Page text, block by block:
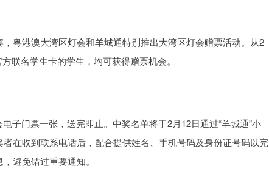
粤港澳大湾区灯会和羊城通特别推出大湾区灯会赠票活动。从2
联名学生卡的学生，均可获得赠票机会。
子门票一张，送完即止。中奖名单将于2月12日通过“羊城通”小
在收到联系电话后，配合提供姓名、手机号码及身份证号码以完
避免错过重要通知。